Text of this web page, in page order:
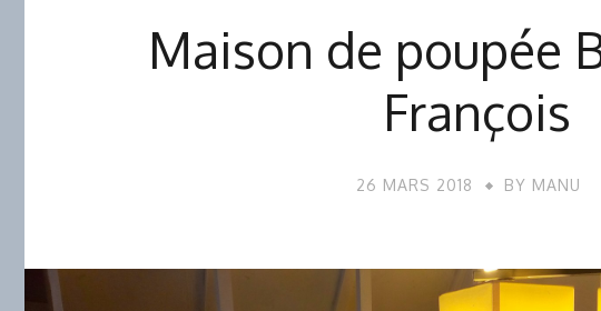
Maison de poupée
François
26 MARS 2018 BY MANU